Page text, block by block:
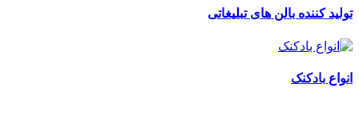
تولید کننده بالن های تبلیغاتی
انواع بادکنک